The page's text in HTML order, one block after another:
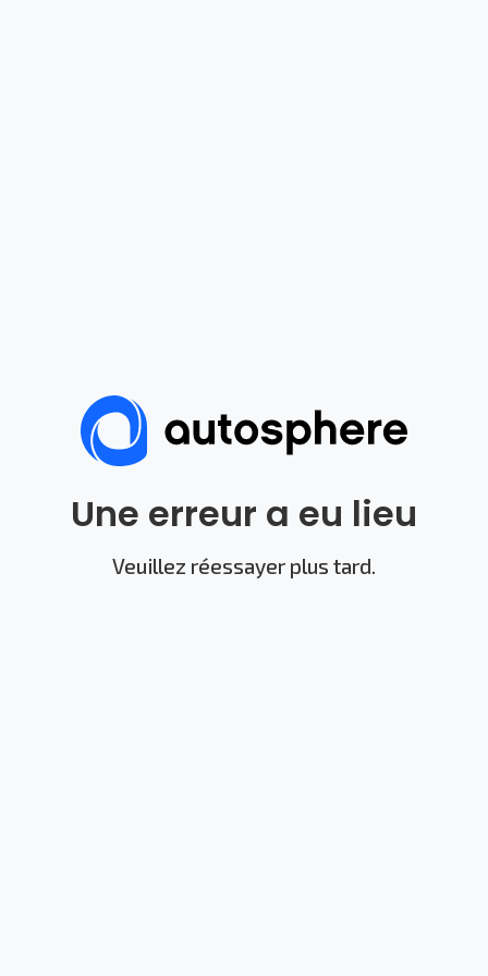
Une erreur a eu lieu
Veuillez réessayer plus tard.